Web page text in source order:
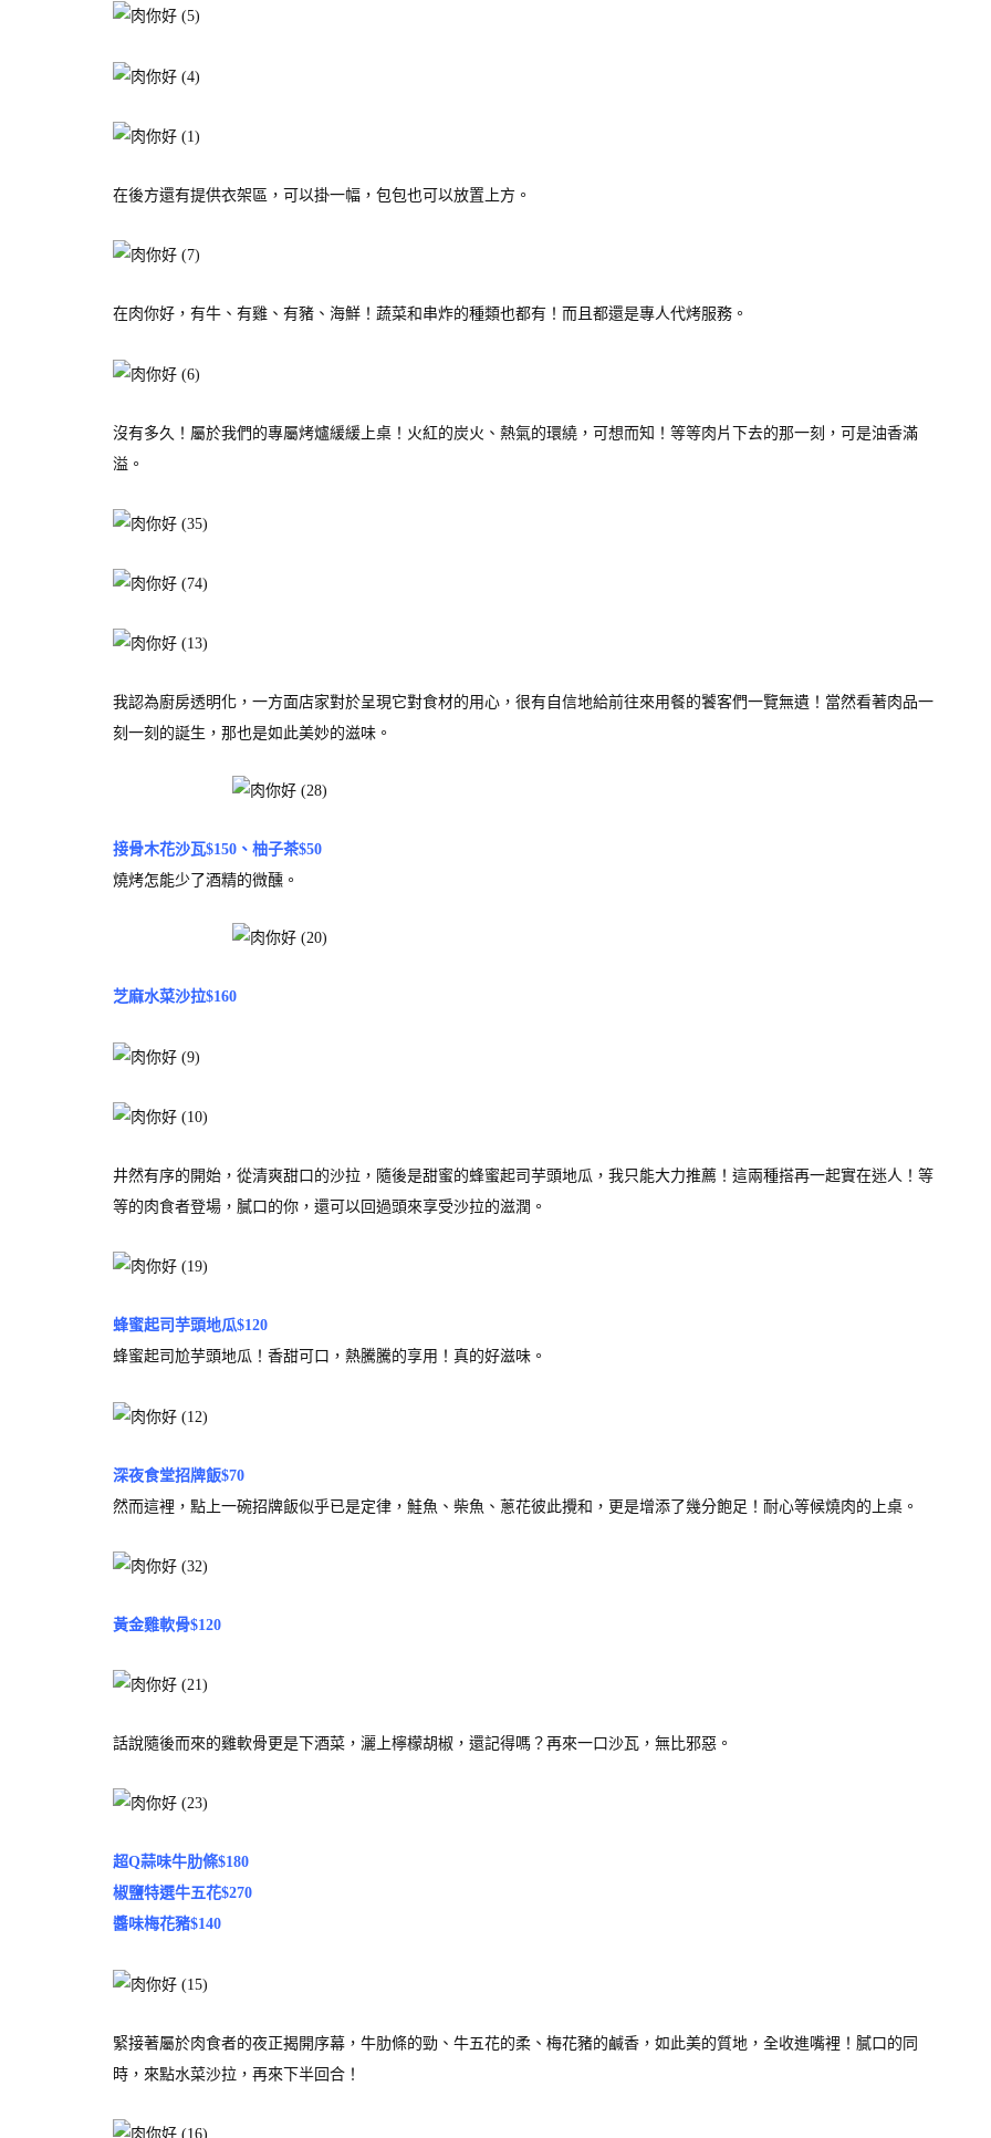
在後方還有提供衣架區，可以掛一幅，包包也可以放置上方。
在肉你好，有牛、有雞、有豬、海鮮！蔬菜和串炸的種類也都有！而且都還是專人代烤服務。
沒有多久！屬於我們的專屬烤爐緩緩上桌！火紅的炭火、熱氣的環繞，可想而知！等等肉片下去的那一刻，可是油香滿
溢。
我認為廚房透明化，一方面店家對於呈現它對食材的用心，很有自信地給前往來用餐的饕客們一覽無遺！當然看著肉品一
刻一刻的誕生，那也是如此美妙的滋味。
接骨木花沙瓦$150、柚子茶$50
燒烤怎能少了酒精的微醺。
芝麻水菜沙拉$160
井然有序的開始，從清爽甜口的沙拉，隨後是甜蜜的蜂蜜起司芋頭地瓜，我只能大力推薦！這兩種搭再一起實在迷人！等
等的肉食者登場，膩口的你，還可以回過頭來享受沙拉的滋潤。
蜂蜜起司芋頭地瓜$120
蜂蜜起司尬芋頭地瓜！香甜可口，熱騰騰的享用！真的好滋味。
深夜食堂招牌飯$70
然而這裡，點上一碗招牌飯似乎已是定律，鮭魚、柴魚、蔥花彼此攪和，更是增添了幾分飽足！耐心等候燒肉的上桌。
黃金雞軟骨$120
話說隨後而來的雞軟骨更是下酒菜，灑上檸檬胡椒，還記得嗎？再來一口沙瓦，無比邪惡。
超Q蒜味牛肋條$180
椒鹽特選牛五花$270
醬味梅花豬$140
緊接著屬於肉食者的夜正揭開序幕，牛肋條的勁、牛五花的柔、梅花豬的鹹香，如此美的質地，全收進嘴裡！膩口的同
時，來點水菜沙拉，再來下半回合！